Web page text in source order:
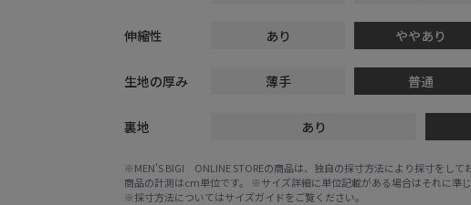
伸縮性 あり ややあり
生地の厚み 薄手 普通
裏地 あり
※MEN'S BIGI ONLINE STOREの商品は、独自の採寸方法により採寸をして
商品の計測はcm単位です。 ※サイズ詳細に単位記載がある場合はそれに準じ
※採寸方法についてはサイズガイドをご覧ください。